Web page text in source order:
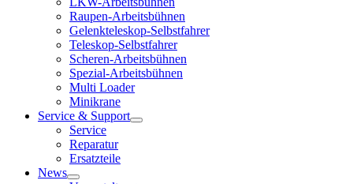
Raupen-Arbeitsbühnen
Gelenkteleskop-Selbstfahrer
Teleskop-Selbstfahrer
Scheren-Arbeitsbühnen
Spezial-Arbeitsbühnen
Multi Loader
Minikrane
Service & Support
Service
Reparatur
Ersatzteile
News